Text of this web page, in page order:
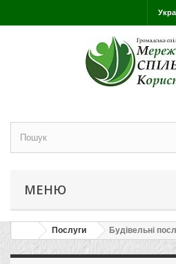
МЕНЮ
Послуги Будівельні